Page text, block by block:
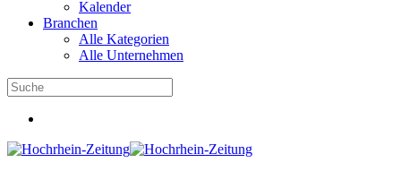
Kalender
Branchen
Alle Kategorien
Alle Unternehmen